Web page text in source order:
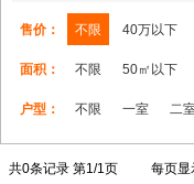
售价： 不限 40万以下
面积： 不限 50㎡以下
户型： 不限 一室 二
共0条记录 第1/1页 每页显